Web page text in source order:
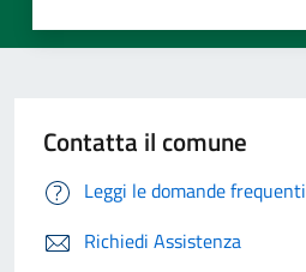
Contatta il comune
Leggi le domande frequenti
Richiedi Assistenza